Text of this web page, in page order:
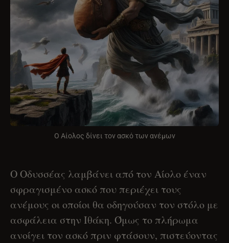
Ο Αίολος δίνει τον ασκό των ανέμων
Ο Οδυσσέας λαμβάνει από τον Αίολο έναν
σφραγισμένο ασκό που περιέχει τους
ανέμους οι οποίοι θα οδηγούσαν τον στόλο με
ασφάλεια στην Ιθάκη. Όμως το πλήρωμα
ανοίγει τον ασκό πριν φτάσουν, πιστεύοντας